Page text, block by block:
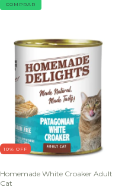
COMPRAR
10% OFF
Homemade White Croaker Adult
Cat